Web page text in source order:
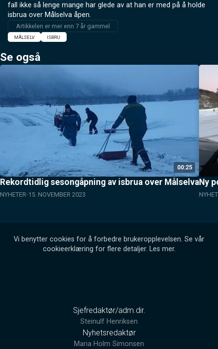
fall ikke så lenge mange har glede av at han er med på å holde
isbrua over Målselva åpen.
Artikkelen er mer enn 7 år gammel
MÅLSELV ISBRU
Se også
00:25
Rekordtidlig sesongåpning av isbrua over Målselva
NYHETER 15. NOVEMBER 2023
Ny
Vi benytter cookies for å forbedre brukeropplevelsen. Se vår
cookieerklæring for flere detaljer. Les mer.
Sjefredaktør/adm.dir.
Steinulf Henriksen
Nyhetsredaktør
Maria Holm Simonsen